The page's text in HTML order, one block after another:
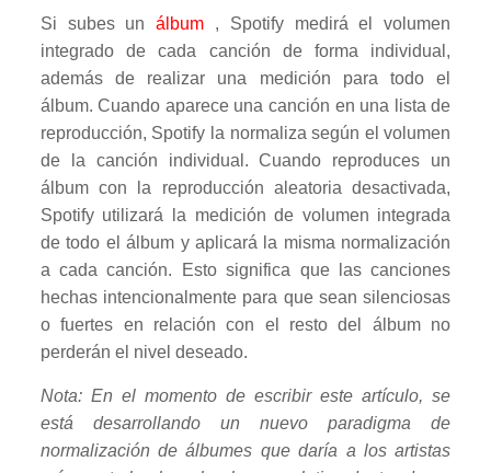
Si subes unálbum , Spotify medirá el volumen
integrado de cada canción de forma individual,
además de realizar una medición para todo el
álbum. Cuando aparece una canción en una lista de
reproducción, Spotify la normaliza según el volumen
de la canción individual. Cuando reproduces un
álbum con la reproducción aleatoria desactivada,
Spotify utilizará la medición de volumen integrada
de todo el álbum y aplicará la misma normalización
a cada canción. Esto significa que las canciones
hechas intencionalmente para que sean silenciosas
o fuertes en relación con el resto del álbum no
perderán el nivel deseado.
Nota: En el momento de escribir este artículo, se
está desarrollando un nuevo paradigma de
normalización de álbumes que daría a los artistas